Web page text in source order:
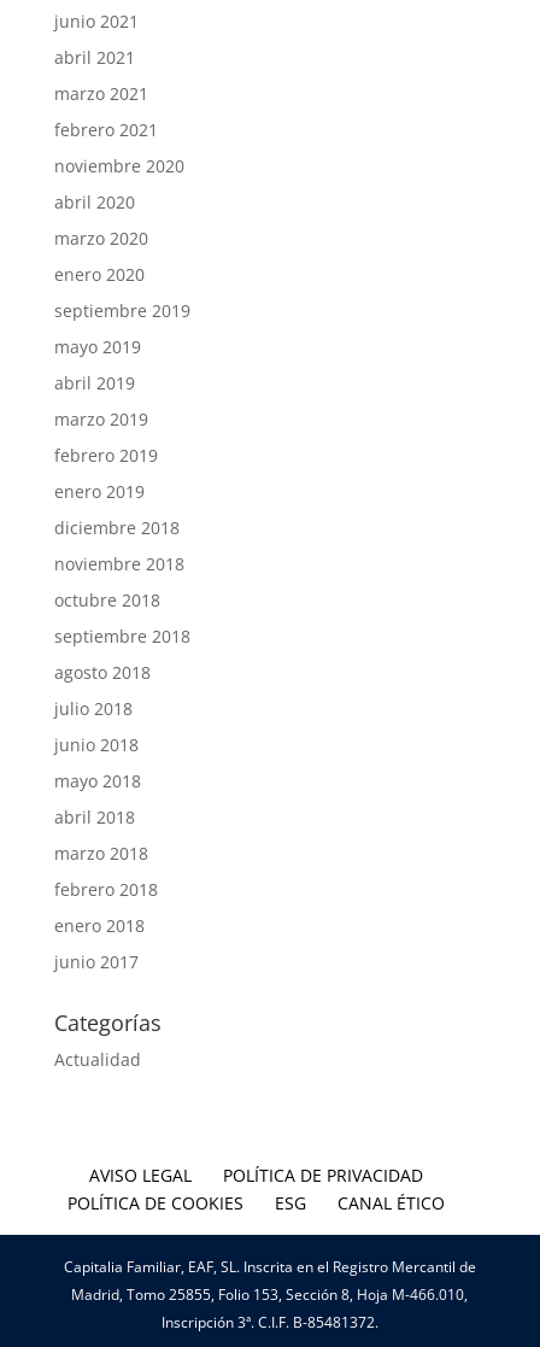
junio 2021
abril 2021
marzo 2021
febrero 2021
noviembre 2020
abril 2020
marzo 2020
enero 2020
septiembre 2019
mayo 2019
abril 2019
marzo 2019
febrero 2019
enero 2019
diciembre 2018
noviembre 2018
octubre 2018
septiembre 2018
agosto 2018
julio 2018
junio 2018
mayo 2018
abril 2018
marzo 2018
febrero 2018
enero 2018
junio 2017
Categorías
Actualidad
AVISO LEGAL
POLÍTICA DE PRIVACIDAD
POLÍTICA DE COOKIES
ESG CANAL ÉTICO
Capitalia Familiar, EAF, SL. Inscrita en el Registro Mercantil de
Madrid, Tomo 25855, Folio 153, Sección 8, Hoja M-466.010,
Inscripción 3ª. C.I.F. B-85481372.